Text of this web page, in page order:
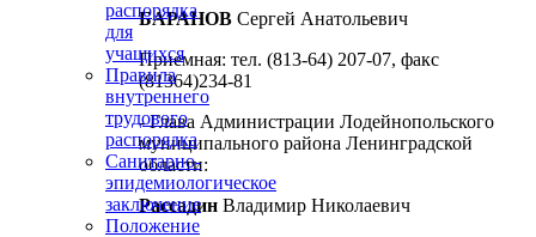
БАРАНОВ Сергей Анатольевич
Приемная: тел. (813-64) 207-07, факс
(81364)234-81
- Глава Администрации Лодейнопольского
муниципального района Ленинградской
области:
Рассадин Владимир Николаевич
распорядка
для
учащихся
Правила
внутреннего
трудового
распорядка
Санитарно-
эпидемиологическое
заключение
Положение